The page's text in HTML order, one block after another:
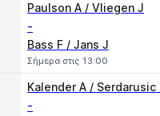
Paulson A / Vliegen J
-
Bass F / Jans J
Σήμερα στις 13:00
Kalender A / Serdarusic
-